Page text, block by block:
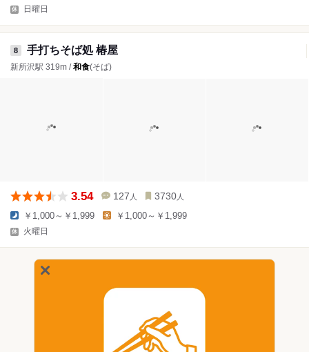
日曜日
8 手打ちそば処 椿屋
新所沢駅 319m /和食(そば)
3.54 127 人 3730 人
￥1,000～￥1,999 ￥1,000～￥1,999
火曜日